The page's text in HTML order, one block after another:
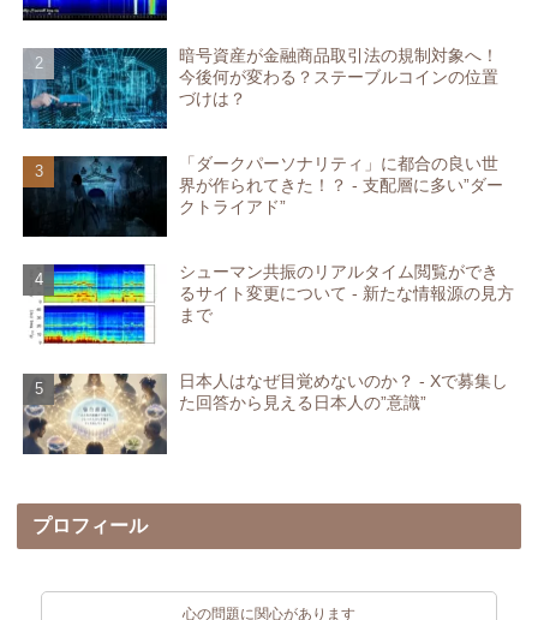
暗号資産が金融商品取引法の規制対象へ！
今後何が変わる？ステーブルコインの位置
づけは？
「ダークパーソナリティ」に都合の良い世
界が作られてきた！？ - 支配層に多い”ダー
クトライアド”
シューマン共振のリアルタイム閲覧ができ
るサイト変更について - 新たな情報源の見方
まで
日本人はなぜ目覚めないのか？ - Xで募集し
た回答から見える日本人の”意識”
プロフィール
心の問題に関心があります